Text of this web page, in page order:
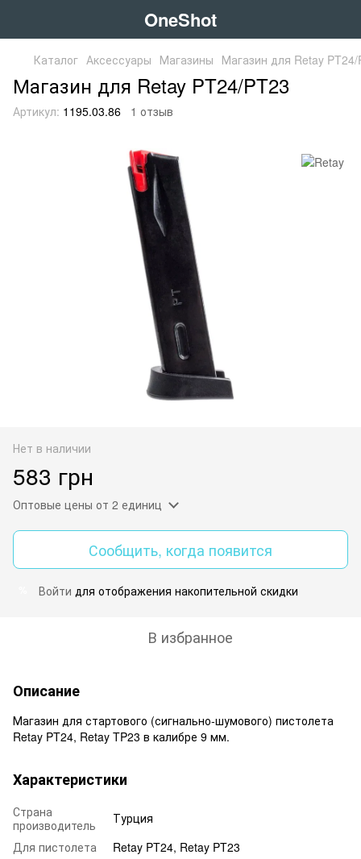
OneShot
Каталог Аксессуары Магазины Магазин для Retay PT24/
Магазин для Retay PT24/PT23
Артикул: 1195.03.86 1 отзыв
Нет в наличии
583 грн
Оптовые цены от 2 единиц
Сообщить, когда появится
Войти для отображения накопительной скидки
В избранное
Описание
Магазин для стартового (сигнально-шумового) пистолета
Retay PT24, Retay TP23 в калибре 9 мм.
Характеристики
Страна
производитель
Турция
Для пистолета
Retay PT24, Retay PT23